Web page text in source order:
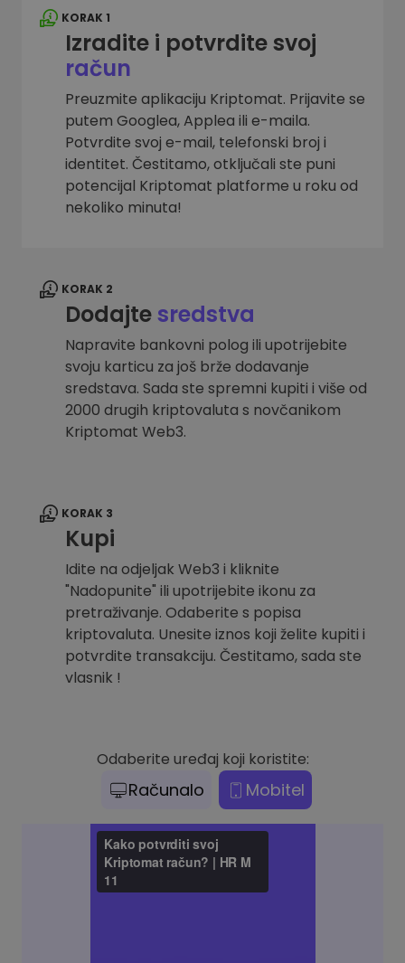
KORAK 1
Izradite i potvrdite svoj
račun
Preuzmite aplikaciju Kriptomat. Prijavite se
putem Googlea, Applea ili e-maila.
Potvrdite svoj e-mail, telefonski broj i
identitet. Čestitamo, otključali ste puni
potencijal Kriptomat platforme u roku od
nekoliko minuta!
KORAK 2
Dodajtesredstva
Napravite bankovni polog ili upotrijebite
svoju karticu za još brže dodavanje
sredstava. Sada ste spremni kupiti i više od
2000 drugih kriptovaluta s novčanikom
Kriptomat Web3.
KORAK 3
Kupi
Idite na odjeljak Web3 i kliknite
"Nadopunite" ili upotrijebite ikonu za
pretraživanje. Odaberite s popisa
kriptovaluta. Unesite iznos koji želite kupiti i
potvrdite transakciju. Čestitamo, sada ste
vlasnik !
Odaberite uređaj koji koristite:
Računalo Mobitel